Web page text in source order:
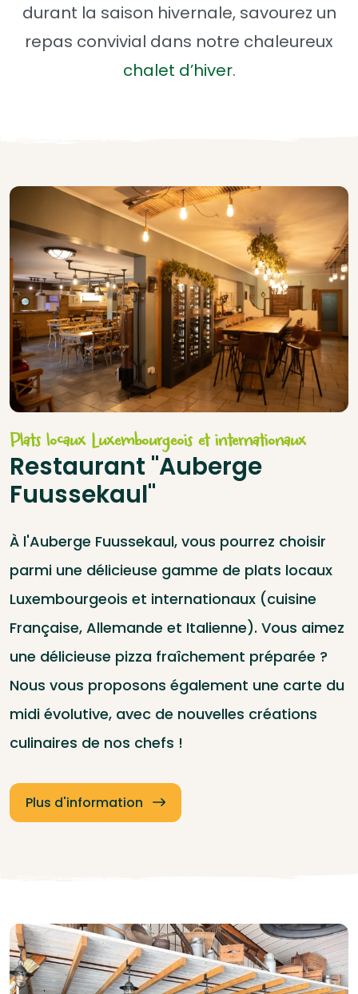
durant la saison hivernale, savourez un
repas convivial dans notre chaleureux
chalet d’hiver.
Plats locaux Luxembourgeois et internationaux
Restaurant "Auberge
Fuussekaul"
À l'Auberge Fuussekaul, vous pourrez choisir
parmi une délicieuse gamme de plats locaux
Luxembourgeois et internationaux (cuisine
Française, Allemande et Italienne). Vous aimez
une délicieuse pizza fraîchement préparée ?
Nous vous proposons également une carte du
midi évolutive, avec de nouvelles créations
culinaires de nos chefs !
Plus d'information